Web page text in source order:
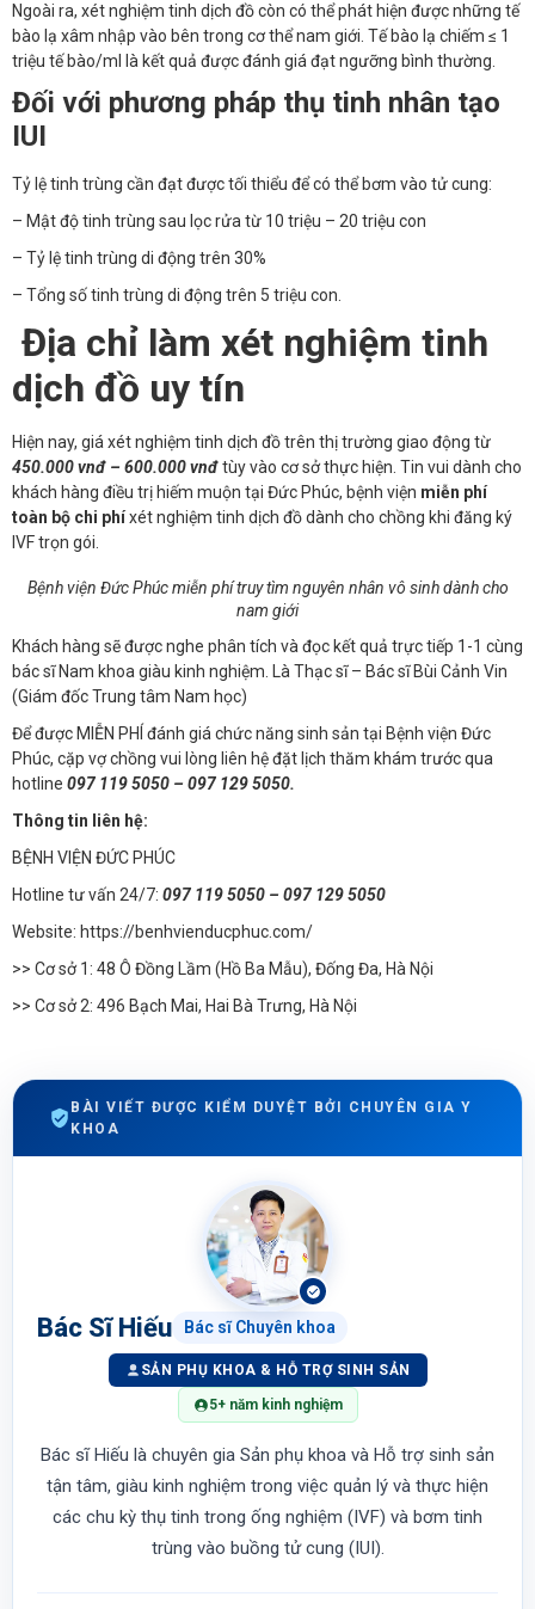
Ngoài ra, xét nghiệm tinh dịch đồ còn có thể phát hiện được những tế
bào lạ xâm nhập vào bên trong cơ thể nam giới. Tế bào lạ chiếm ≤ 1
triệu tế bào/ml là kết quả được đánh giá đạt ngưỡng bình thường.
Đối với phương pháp thụ tinh nhân tạo
IUI
Tỷ lệ tinh trùng cần đạt được tối thiểu để có thể bơm vào tử cung:
– Mật độ tinh trùng sau lọc rửa từ 10 triệu – 20 triệu con
– Tỷ lệ tinh trùng di động trên 30%
– Tổng số tinh trùng di động trên 5 triệu con.
Địa chỉ làm xét nghiệm tinh
dịch đồ uy tín
Hiện nay, giá xét nghiệm tinh dịch đồ trên thị trường giao động từ
450.000 vnđ – 600.000 vnđtùy vào cơ sở thực hiện. Tin vui dành cho
khách hàng điều trị hiếm muộn tại Đức Phúc, bệnh viện miễn phí
toàn bộ chi phíxét nghiệm tinh dịch đồ dành cho chồng khi đăng ký
IVF trọn gói.
Bệnh viện Đức Phúc miễn phí truy tìm nguyên nhân vô sinh dành cho
nam giới
Khách hàng sẽ được nghe phân tích và đọc kết quả trực tiếp 1-1 cùng
bác sĩ Nam khoa giàu kinh nghiệm. Là Thạc sĩ – Bác sĩ Bùi Cảnh Vin
(Giám đốc Trung tâm Nam học)
Để được MIỄN PHÍ đánh giá chức năng sinh sản tại Bệnh viện Đức
Phúc, cặp vợ chồng vui lòng liên hệ đặt lịch thăm khám trước qua
hotline 097 119 5050 – 097 129 5050.
Thông tin liên hệ:
BỆNH VIỆN ĐỨC PHÚC
Hotline tư vấn 24/7: 097 119 5050 – 097 129 5050
Website: https://benhvienducphuc.com/
>> Cơ sở 1: 48 Ô Đồng Lầm (Hồ Ba Mẫu), Đống Đa, Hà Nội
>> Cơ sở 2: 496 Bạch Mai, Hai Bà Trưng, Hà Nội
BÀI VIẾT ĐƯỢC KIỂM DUYỆT BỞI CHUYÊN GIA Y
KHOA
Bác Sĩ Hiếu Bác sĩ Chuyên khoa
SẢN PHỤ KHOA & HỖ TRỢ SINH SẢN
5+ năm kinh nghiệm
Bác sĩ Hiếu là chuyên gia Sản phụ khoa và Hỗ trợ sinh sản
tận tâm, giàu kinh nghiệm trong việc quản lý và thực hiện
các chu kỳ thụ tinh trong ống nghiệm (IVF) và bơm tinh
trùng vào buồng tử cung (IUI).